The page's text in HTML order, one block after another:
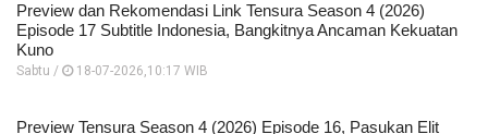
Preview dan Rekomendasi Link Tensura Season 4 (2026)
Episode 17 Subtitle Indonesia, Bangkitnya Ancaman Kekuatan
Kuno
Sabtu / 18-07-2026,10:17 WIB
Preview Tensura Season 4 (2026) Episode 16, Pasukan Elit